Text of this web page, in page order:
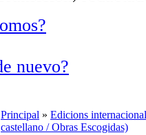
nuevo?
Principal » Edicions
castellano / Obras Escogidas)